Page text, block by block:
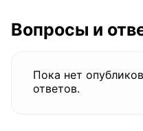
Вопросы и
Пока нет
ответов.